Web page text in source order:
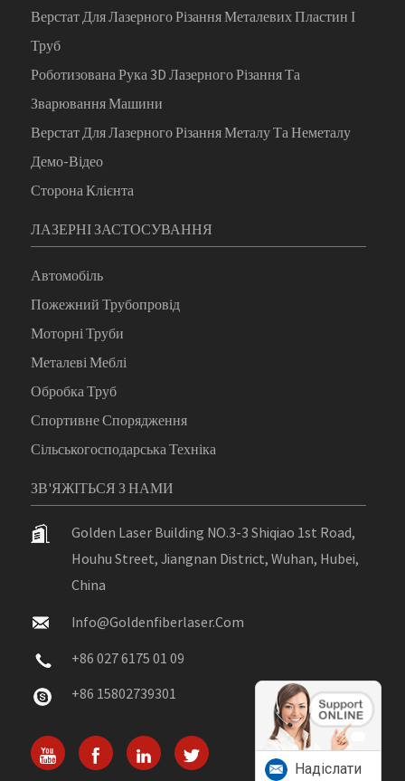
Верстат Для Лазерного Різання Металевих Пластин І
Труб
Роботизована Рука 3D Лазерного Різання Та
Зварювання Машини
Верстат Для Лазерного Різання Металу Та Неметалу
Демо-Відео
Сторона Клієнта
ЛАЗЕРНІ ЗАСТОСУВАННЯ
Автомобіль
Пожежний Трубопровід
Моторні Труби
Металеві Меблі
Обробка Труб
Спортивне Спорядження
Сільськогосподарська Техніка
ЗВ'ЯЖІТЬСЯ З НАМИ
Golden Laser Building NO.3-3 Shiqiao 1st Road,
Houhu Street, Jiangnan District, Wuhan, Hubei,
China
Info@goldenfiberlaser.com
+86 027 6175 01 09
+86 15802739301
Надіслати